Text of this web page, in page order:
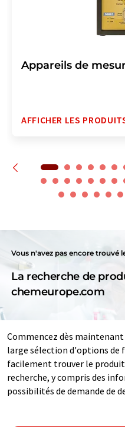
Appareils de
AFFICHER LES
Vous n'avez pas encore trouvé
La recherche de
chemeurope.com
Commencez dès
large sélection d'options de
facilement trouver le
recherche, y compris des
possibilités de demande de